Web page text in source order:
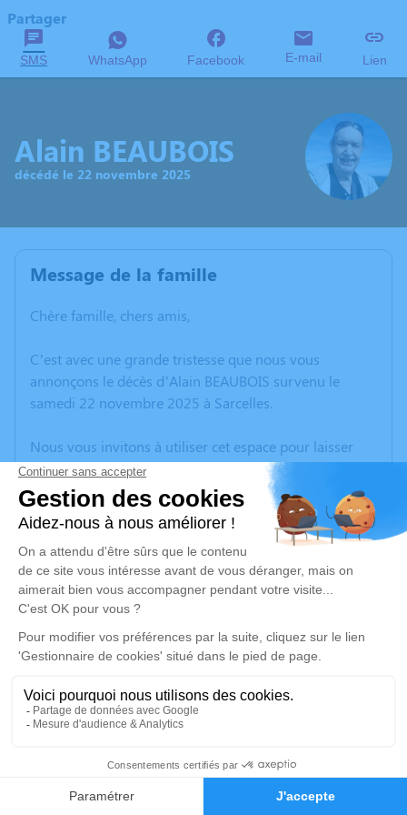
Faire-part Hommages
Partager
SMS WhatsApp Facebook E-mail Lien
Alain BEAUBOIS
décédé le 22 novembre 2025
Message de la famille
Chère famille, chers amis,
C’est avec une grande tristesse que nous vous
annonçons le décès d’Alain BEAUBOIS survenu le
samedi 22 novembre 2025 à Sarcelles.
Nous vous invitons à utiliser cet espace pour laisser
vos condoléances, partager des photos souvenirs, une
anecdote ou exprimer vos pensées à travers des
poèmes ou des textes. Cet endroit est un lieu
d'expression dédié à honorer la mémoire d’Alain
BEAUBOIS.
Un service de plantation d’arbre hommage est
disponible ici.
Je rends hommage
Cérémonie
Eglise Saint Pierre Saint Paul de Sarcelles
12 Rue de l'Église